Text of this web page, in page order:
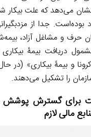
بوده‌است. جدا از
حرف و مشاغل آزاد،
دریافت بیمۀ
را تشکیل می‌دهند.
برای گسترش پوشش
مالی لازم